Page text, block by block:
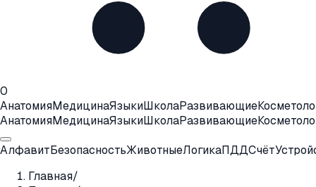
0
АнатомияМедицинаЯзыкиШколаРазвивающие
АнатомияМедицинаЯзыкиШколаРазвивающие
АлфавитБезопасностьЖивотныеЛогикаПДДСчёт
Главная/